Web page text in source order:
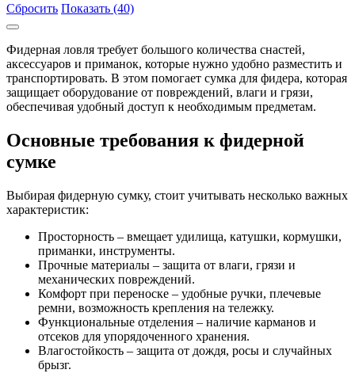
Сбросить Показать (40)
Фидерная ловля требует большого количества снастей,
аксессуаров и приманок, которые нужно удобно разместить и
транспортировать. В этом помогает сумка для фидера, которая
защищает оборудование от повреждений, влаги и грязи,
обеспечивая удобный доступ к необходимым предметам.
Основные требования к фидерной
сумке
Выбирая фидерную сумку, стоит учитывать несколько важных
характеристик:
Просторность – вмещает удилища, катушки, кормушки,
приманки, инструменты.
Прочные материалы – защита от влаги, грязи и
механических повреждений.
Комфорт при переноске – удобные ручки, плечевые
ремни, возможность крепления на тележку.
Функциональные отделения – наличие карманов и
отсеков для упорядоченного хранения.
Влагостойкость – защита от дождя, росы и случайных
брызг.